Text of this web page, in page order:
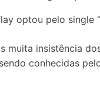
optou pelo single
muita insistência
conhecidas